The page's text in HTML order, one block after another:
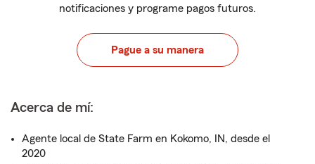
notificaciones y programe pagos futuros.
Pague a su manera
Acerca de mí:
Agente local de State Farm en Kokomo, IN, desde el
2020